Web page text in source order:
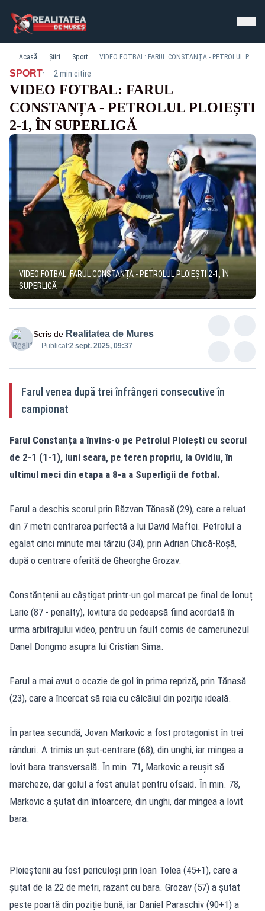
Acasă Știri Sport VIDEO FOTBAL: FARUL CONSTANȚA - PETROLUL PLOIEȘTI 2-1, ÎN SUPERLIGĂ
SPORT· 2 min citire
VIDEO FOTBAL: FARUL
CONSTANȚA - PETROLUL PLOIEȘTI
2-1, ÎN SUPERLIGĂ
VIDEO FOTBAL: FARUL CONSTANȚA - PETROLUL PLOIEȘTI 2-1, ÎN
SUPERLIGĂ
Scris de Realitatea de Mures
Publicat:2 sept. 2025, 09:37
Farul venea după trei înfrângeri consecutive în
campionat
Farul Constanța a învins-o pe Petrolul Ploiești cu scorul
de 2-1 (1-1), luni seara, pe teren propriu, la Ovidiu, în
ultimul meci din etapa a 8-a a Superligii de fotbal.
Farul a deschis scorul prin Răzvan Tănasă (29), care a reluat
din 7 metri centrarea perfectă a lui David Maftei. Petrolul a
egalat cinci minute mai târziu (34), prin Adrian Chică-Roșă,
după o centrare oferită de Gheorghe Grozav.
Constănțenii au câștigat printr-un gol marcat pe final de Ionuț
Larie (87 - penalty), lovitura de pedeapsă fiind acordată în
urma arbitrajului video, pentru un fault comis de camerunezul
Danel Dongmo asupra lui Cristian Sima.
Farul a mai avut o ocazie de gol în prima repriză, prin Tănasă
(23), care a încercat să reia cu călcâiul din poziție ideală.
În partea secundă, Jovan Markovic a fost protagonist în trei
rânduri. A trimis un șut-centrare (68), din unghi, iar mingea a
lovit bara transversală. În min. 71, Markovic a reușit să
marcheze, dar golul a fost anulat pentru ofsaid. În min. 78,
Markovic a șutat din întoarcere, din unghi, dar mingea a lovit
bara.
Ploieștenii au fost periculoși prin Ioan Tolea (45+1), care a
șutat de la 22 de metri, razant cu bara. Grozav (57) a șutat
peste poartă din poziție bună, iar Daniel Paraschiv (90+1) a